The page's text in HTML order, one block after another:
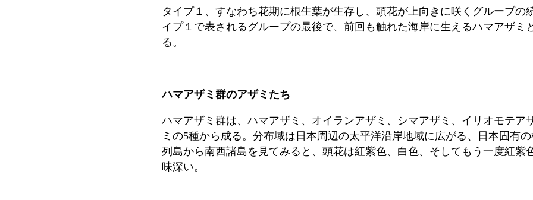
タイプ１、すなわち花期に根生葉が生存し、頭花が上向きに咲くグループの
イプ１で表されるグループの最後で、前回も触れた海岸に生えるハマアザミ
る。
ハマアザミ群のアザミたち
ハマアザミ群は、ハマアザミ、オイランアザミ、シマアザミ、イリオモテア
ミの5種から成る。分布域は日本周辺の太平洋沿岸地域に広がる、日本固有
列島から南西諸島を見てみると、頭花は紅紫色、白色、そしてもう一度紅紫
味深い。